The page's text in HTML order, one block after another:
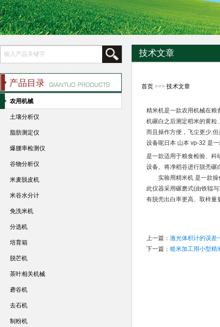
技术文章
首页>>> 技术文章
精米机是一款农用机械在粮
机碾白之后测定稻米的黄粒
而且操作方便，飞尘更少.
设备呢日本 山本 vp-32 是
是一款适用于粮食检验、科
设备。 将净稻谷进行脱壳碾
实验用精米机 是一款操
此仪器采用碾磨式(由铁辊
有脱壳出白率更高、取样量
上一篇： 激光体积计的误差
下一篇： 糙米加工用小型精
产品目录
农用机械
土壤分析仪
脂肪测定仪
爆腰率检测仪
谷物分析仪
米麦脱皮机
米谷水分计
免洗米机
分选机
培育箱
脱芒机
茶叶相关机械
砻谷机
去石机
制粉机